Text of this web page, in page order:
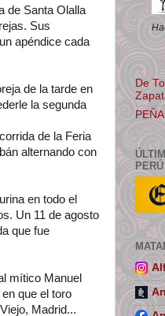
de Santa Olalla
Sus
apéndice cada
de la tarde en
la segunda
de la Feria
alternando con
en todo el
Un 11 de agosto
que fue
mítico Manuel
que el toro
Madrid...
De
PERÚ